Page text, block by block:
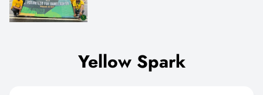
Yellow Spark